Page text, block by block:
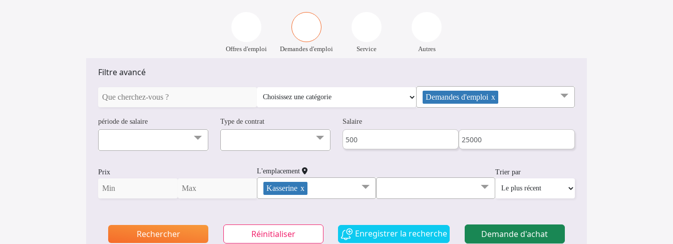
Offres d'emploi Demandes d'emploi Service Autres
Filtre avancé
Demandes d'emploi x
période de salaire Type de contrat Salaire
Prix L'emplacement
Kasserine x
Trier par
Rechercher Réinitialiser Enregistrer la recherche Demande d'achat